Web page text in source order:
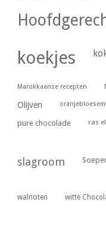
koekjes
Marokkaanse recepten
Olijven
pure chocolade ras
slagroom
walnoten witte